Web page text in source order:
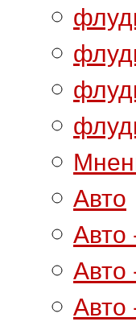
Авто
Авто
Авто
Авто